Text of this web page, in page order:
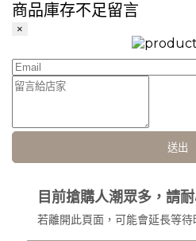
商品庫存不足留言
×
送出
目前搶購人潮眾多，請
若離開此頁面，可能會延長等待